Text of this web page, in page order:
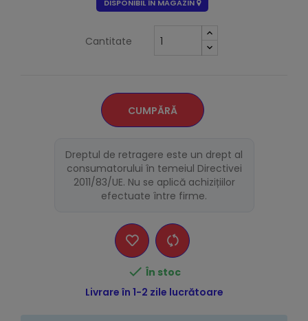
DISPONIBIL ÎN MAGAZIN
Cantitate
CUMPĂRĂ
Dreptul de retragere este un drept al
consumatorului în temeiul Directivei
2011/83/UE. Nu se aplică achizițiilor
efectuate între firme.
 În stoc
Livrare în 1-2 zile lucrătoare